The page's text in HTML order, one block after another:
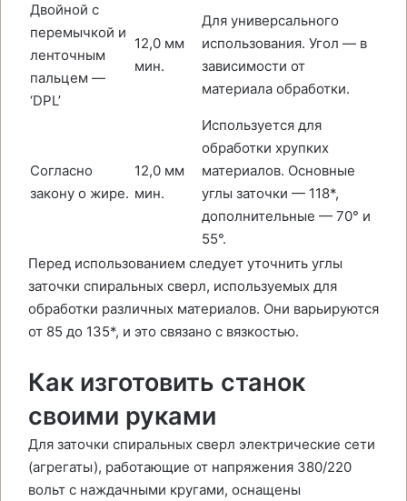
Двойной с
перемычкой и
ленточным
пальцем —
‘DPL’
12,0 мм
мин.
Для универсального
использования. Угол — в
зависимости от
материала обработки.
Согласно
закону о жире.
12,0 мм
мин.
Используется для
обработки хрупких
материалов. Основные
углы заточки — 118*,
дополнительные — 70° и
55°.
Перед использованием следует уточнить углы
заточки спиральных сверл, используемых для
обработки различных материалов. Они варьируются
от 85 до 135*, и это связано с вязкостью.
Как изготовить станок
своими руками
Для заточки спиральных сверл электрические сети
(агрегаты), работающие от напряжения 380/220
вольт с наждачными кругами, оснащены